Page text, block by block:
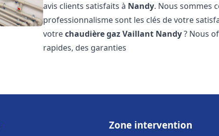
avis clients satisfaits à Nandy. Nous sommes
professionnalisme sont les clés de votre
votrechaudière gaz Vaillant Nandy? Nous
rapides, des garanties
Zone intervention